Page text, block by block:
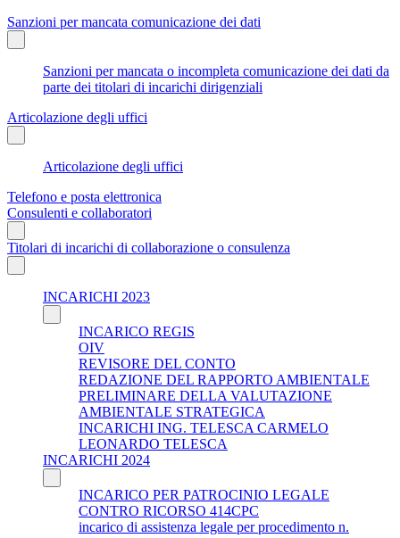
Sanzioni per mancata comunicazione dei dati
Sanzioni per mancata o incompleta comunicazione dei dati da
parte dei titolari di incarichi dirigenziali
Articolazione degli uffici
Articolazione degli uffici
Telefono e posta elettronica
Consulenti e collaboratori
Titolari di incarichi di collaborazione o consulenza
INCARICHI 2023
INCARICO REGIS
OIV
REVISORE DEL CONTO
REDAZIONE DEL RAPPORTO AMBIENTALE
PRELIMINARE DELLA VALUTAZIONE
AMBIENTALE STRATEGICA
INCARICHI ING. TELESCA CARMELO
LEONARDO TELESCA
INCARICHI 2024
INCARICO PER PATROCINIO LEGALE
CONTRO RICORSO 414CPC
incarico di assistenza legale per procedimento n.